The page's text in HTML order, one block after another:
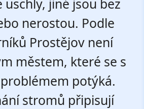
uschly, jiné jsou bez
nerostou. Podle
Prostějov není
městem, které se s
potýká.
stromů připisují